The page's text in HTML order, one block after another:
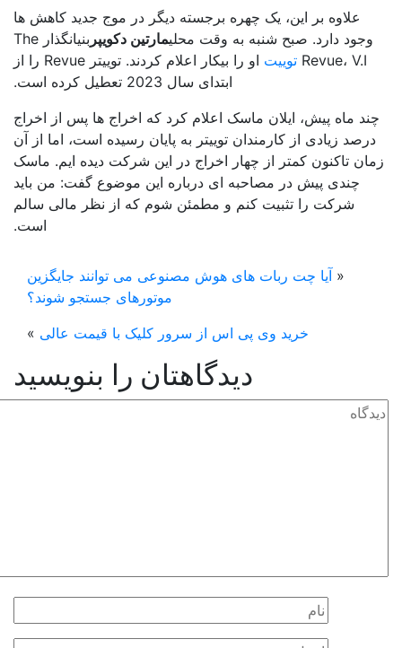
علاوه بر این، یک چهره برجسته دیگر در موج جدید کاهش ها
وجود دارد. صبح شنبه به وقت محلی مارتین دکویپر
بنیانگذار The
Revue، V.I توییت
او را بیکار اعلام کردند. توییتر Revue را از
ابتدای سال 2023 تعطیل کرده است.
ماه پیش، ایلان ماسک اعلام کرد که اخراج ها پس از اخراج
درصد زیادی از کارمندان توییتر به پایان رسیده است، اما از آن
تاکنون کمتر از چهار اخراج در این شرکت دیده ایم. ماسک
چندی پیش در مصاحبه ای درباره این موضوع گفت: من باید
شرکت را تثبیت کنم و مطمئن شوم که از نظر مالی سالم
است.
آیا چت ربات های هوش مصنوعی می توانند جایگزین
موتورهای جستجو شوند؟
خرید وی پی اس از سرور کلیک با قیمت عالی»
دیدگاهتان را بنویسید